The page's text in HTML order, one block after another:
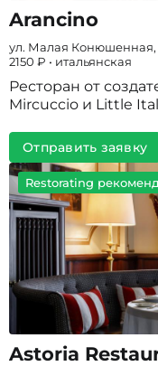
Arancino
ул. Малая Конюшенная,
2150 ₽ • итальянская
Ресторан от
Mircuccio и Little
Отправить заявку
Restorating
Astoria